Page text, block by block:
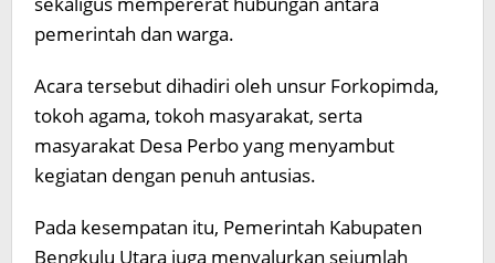
pemerintah dan warga.
Acara tersebut dihadiri oleh unsur Forkopimda,
tokoh agama, tokoh masyarakat, serta
masyarakat Desa Perbo yang menyambut
kegiatan dengan penuh antusias.
Pada kesempatan itu, Pemerintah Kabupaten
Bengkulu Utara juga menyalurkan sejumlah